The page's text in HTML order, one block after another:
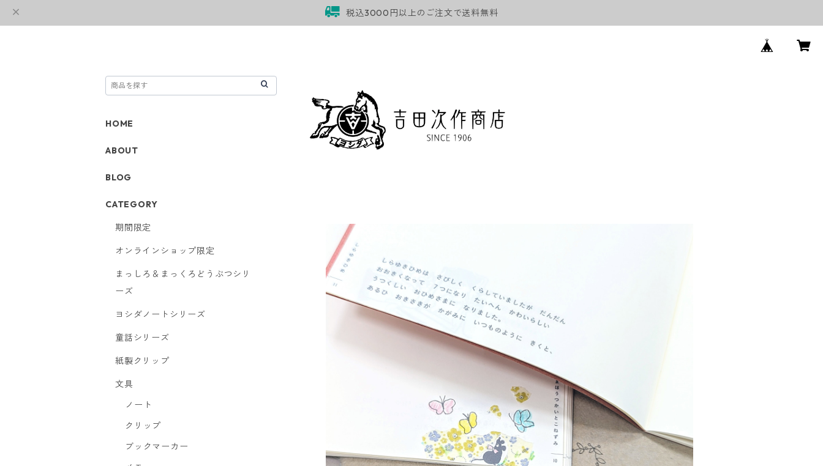
税込3000円以上のご注文で送料無料
HOME
ABOUT
BLOG
CATEGORY
期間限定
オンラインショップ限定
まっしろ＆まっくろどうぶつシリ
ーズ
ヨシダノートシリーズ
童話シリーズ
紙製クリップ
文具
ノート
クリップ
ブックマーカー